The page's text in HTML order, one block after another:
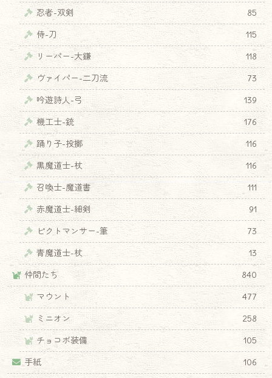
忍者-双剣
85
侍-刀
115
リーパー-大鎌
118
ヴァイパー-二刀流
73
吟遊詩人-弓
139
機工士-銃
176
踊り子-投擲
116
黒魔道士-杖
116
召喚士-魔道書
111
赤魔道士-細剣
91
ピクトマンサー-筆
73
青魔道士-杖
13
仲間たち
840
マウント
477
ミニオン
258
チョコボ装備
105
手紙
106